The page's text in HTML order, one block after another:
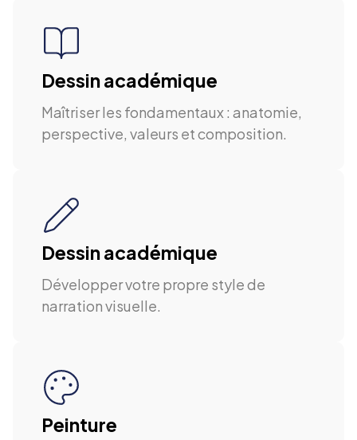
Dessin académique
Maîtriser les fondamentaux : anatomie,
perspective, valeurs et composition.
Dessin académique
Développer votre propre style de
narration visuelle.
Peinture